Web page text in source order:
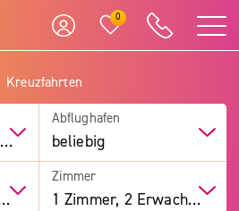
0
Kreuzfahrten
Mercure Serpong Alam Sutera
Abflughafen
beliebig
Zimmer
1 Zimmer, 2 Erwachsene